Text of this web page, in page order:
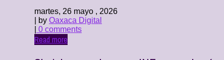
martes, 26 mayo , 2026
| by Oaxaca Digital
0 comments
Read more